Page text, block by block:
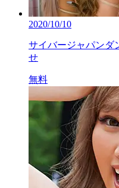
2020/10/10
サイバージャパンダ
せ
無料